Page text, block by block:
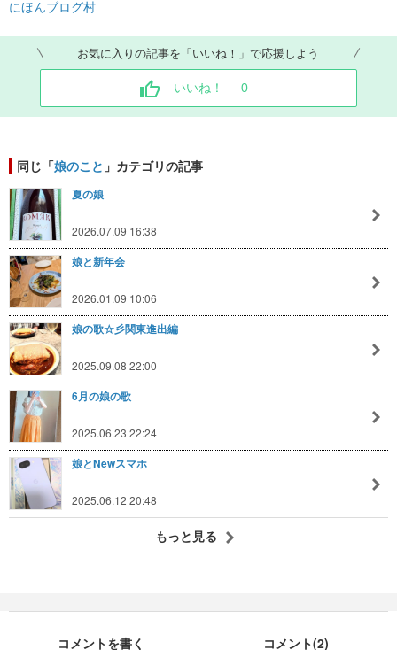
にほんブログ村
お気に入りの記事を「いいね！」で応援しよう
いいね！ 0
同じ「娘のこと 」カテゴリの記事
夏の娘
2026.07.09 16:38
娘と新年会
2026.01.09 10:06
娘の歌☆彡関東進出編
2025.09.08 22:00
6月の娘の歌
2025.06.23 22:24
娘とNewスマホ
2025.06.12 20:48
もっと見る
コメントを書く コメント(2)